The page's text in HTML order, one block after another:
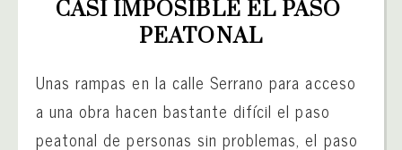
CASI IMPOSIBLE EL PASO
PEATONAL
Unas rampas en la calle Serrano para acceso
a una obra hacen bastante difícil el paso
peatonal de personas sin problemas, el paso